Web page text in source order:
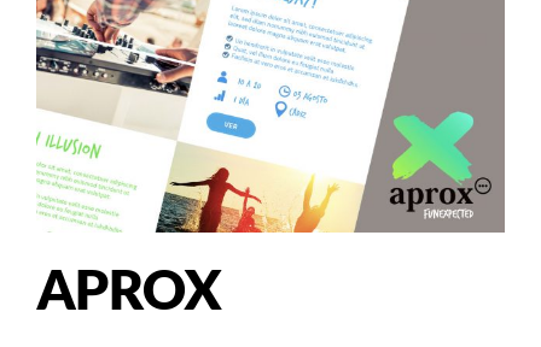
APROX